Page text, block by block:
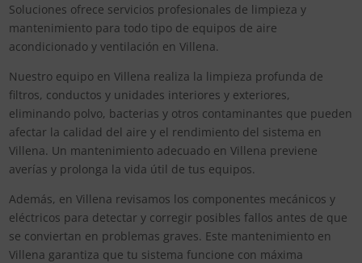
Soluciones ofrece servicios profesionales de limpieza y
mantenimiento para todo tipo de equipos de aire
acondicionado y ventilación en Villena.
Nuestro equipo en Villena realiza la limpieza profunda de
filtros, conductos y unidades interiores y exteriores,
eliminando polvo, bacterias y otros contaminantes que pueden
afectar la calidad del aire y el rendimiento del sistema en
Villena. Un mantenimiento adecuado en Villena previene
averías y prolonga la vida útil de tus equipos.
Además, en Villena revisamos los componentes mecánicos y
eléctricos para detectar y corregir posibles fallos antes de que
se conviertan en problemas graves. Este mantenimiento en
Villena garantiza que tu sistema funcione con máxima